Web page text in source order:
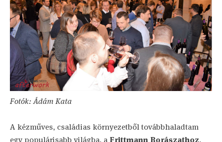
Fotók: Ádám Kata
A kézműves, családias környezetből továbbhaladtam
egy populárisabb világba, a Frittmann Borászathoz,